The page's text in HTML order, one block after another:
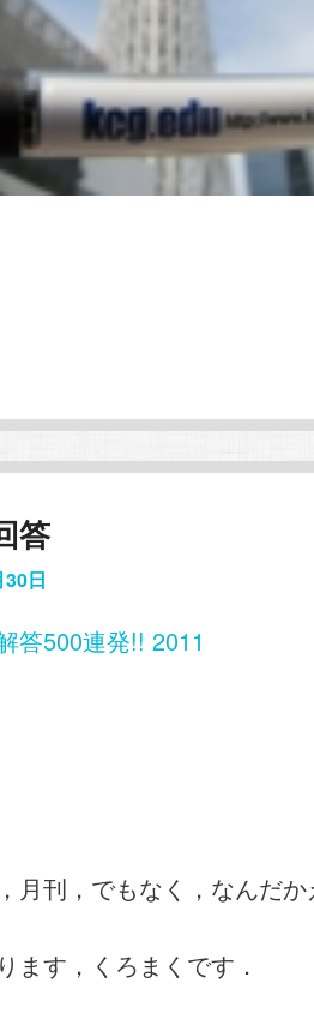
答
日
答500連発!! 2011
月刊，でもなく，なんだ
ます，くろまくです．